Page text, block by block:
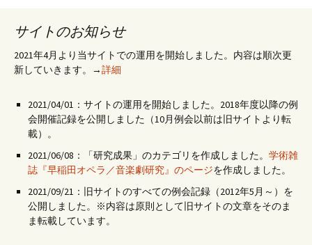
サイトのお知らせ
2021年4月より当サイトでの運用を開始しました。内容は順次更
新していきます。→詳細
2021/04/01：サイトの運用を開始しました。2018年度以降の例
会開催記録を公開しました（10月例会以前は旧サイトより転
載）。
2021/06/08：「研究成果」のカテゴリを作成しました。 学術雑
誌『早稲田オペラ／音楽劇研究』のページを作成しました。
2021/09/21：旧サイトのすべての例会記録（2012年5月～）を
公開しました。※内容は原則として旧サイトの文章をそのま
ま転載しています。